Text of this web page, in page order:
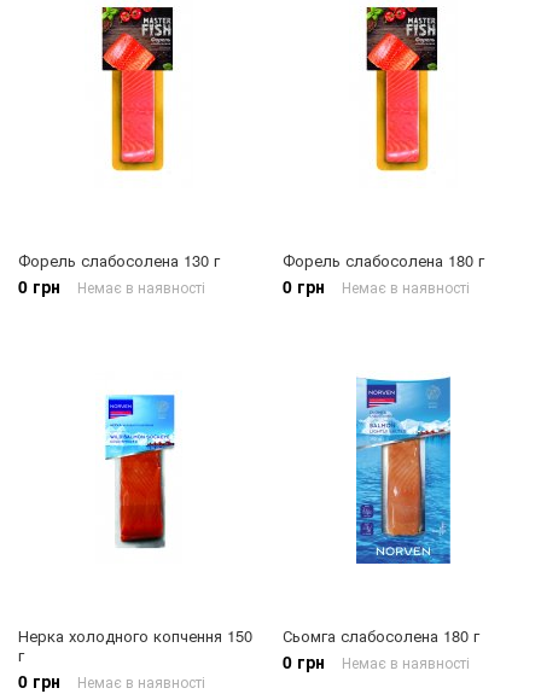
Форель слабосолена 130 г
0 грн Немає в наявності
Форель слабосолена 180 г
0 грн Немає в наявності
Нерка холодного копчення 150
г
0 грн Немає в наявності
Сьомга слабосолена 180 г
0 грн Немає в наявності